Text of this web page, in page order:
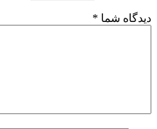
دیدگاه شما *